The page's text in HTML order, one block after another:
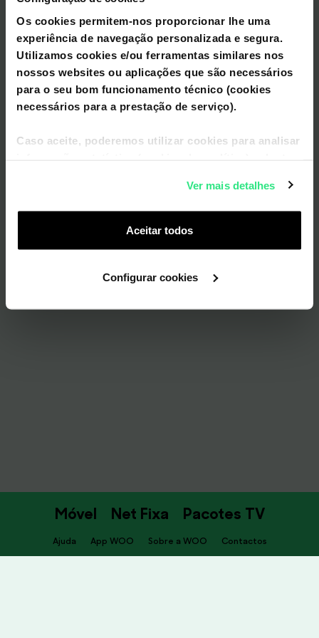
Os cookies permitem-nos proporcionar lhe uma
experiência de navegação personalizada e segura.
Utilizamos cookies e/ou ferramentas similares nos
nossos websites ou aplicações que são necessários
para o seu bom funcionamento técnico (cookies
necessários para a prestação de serviço).
Caso aceite, poderemos utilizar cookies para analisar
funcionalidades (cookies de personalização e
funcionalidade) e adaptar anúncios aos seus
interesses (cookies de publicidade personalizada).
Ver mais detalhes
Aceitar todos
Configurar cookies
Fidelização?
Sim
Não
Seguinte
Móvel Net Fixa Pacotes TV
Ajuda App WOO Sobre a WOO
Contactos